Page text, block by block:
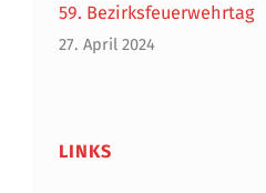
59. Bezirksfeuerwehrtag
27. April 2024
LINKS